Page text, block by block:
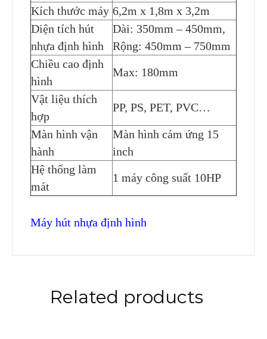
Kích thước máy 6,2m x 1,8m x 3,2m
Diện tích hút
nhựa định hình
Dài: 350mm – 450mm,
Rộng: 450mm – 750mm
Chiều cao định
hình
Max: 180mm
Vật liệu thích
hợp
PP, PS, PET, PVC…
Màn hình vận
hành
Màn hình cảm ứng 15
inch
Hệ thống làm
mát
1 máy công suất 10HP
Máy hút nhựa định hình
Related products